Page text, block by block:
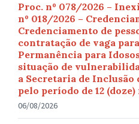
Proc. nº 078/2026 –
nº 018/2026 –
Credenciamento de
contratação de vaga
Permanência para
situação de
a Secretaria de Inclusão
pelo período de 12 (doze)
06/08/2026